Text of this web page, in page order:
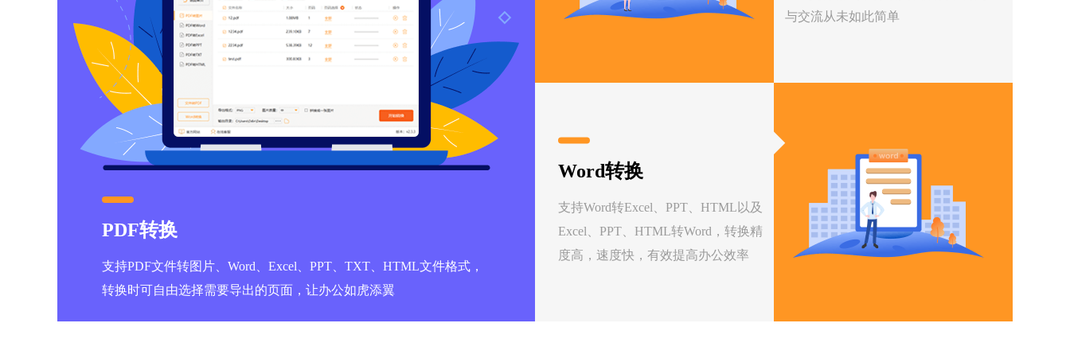
PDF转换
支持PDF文件转图片、Word、Excel、PPT、TXT、HTML文件格式，
转换时可自由选择需要导出的页面，让办公如虎添翼
与交流从未如此简单
Word转换
支持Word转Excel、PPT、HTML以及
Excel、PPT、HTML转Word，转换精
度高，速度快，有效提高办公效率